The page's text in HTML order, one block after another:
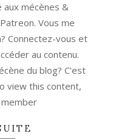
mécènes &
Vous me
Connectez-vous et
au contenu.
du blog? C’est
view this content,